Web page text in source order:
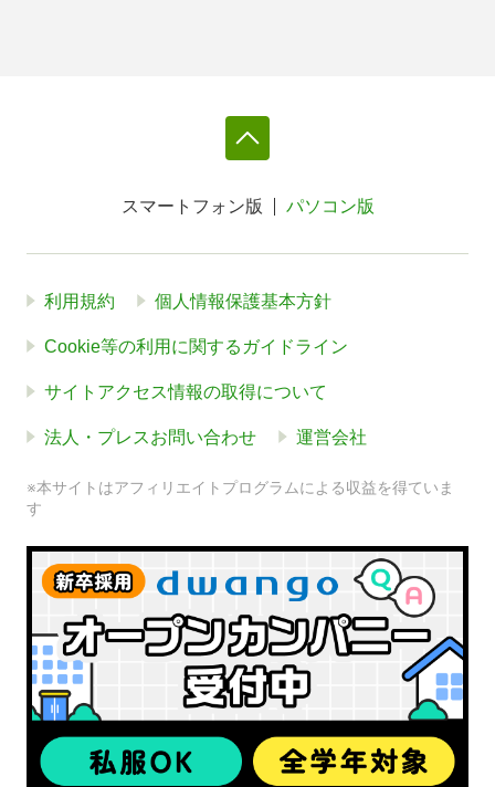
スマートフォン版 パソコン版
利用規約 個人情報保護基本方針
Cookie等の利用に関するガイドライン
サイトアクセス情報の取得について
法人・プレスお問い合わせ 運営会社
※本サイトはアフィリエイトプログラムによる収益を得ていま
す